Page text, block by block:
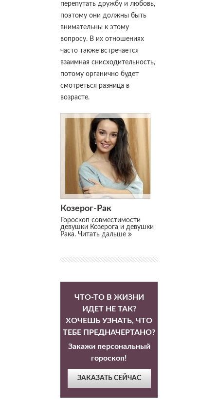
перепутать дружбу и любовь,
поэтому они должны быть
внимательны к этому
вопросу. В их отношениях
часто также встречается
взаимная снисходительность,
потому органично будет
смотреться разница в
возрасте.
Козерог-Рак
Гороскоп совместимости
девушки Козерога и девушки
Рака. Читать дальше
ЧТО-ТО В ЖИЗНИ
ИДЕТ НЕ ТАК?
ХОЧЕШЬ УЗНАТЬ, ЧТО
ТЕБЕ ПРЕДНАЧЕРТАНО?
Закажи персональный
гороскоп!
ЗАКАЗАТЬ СЕЙЧАС